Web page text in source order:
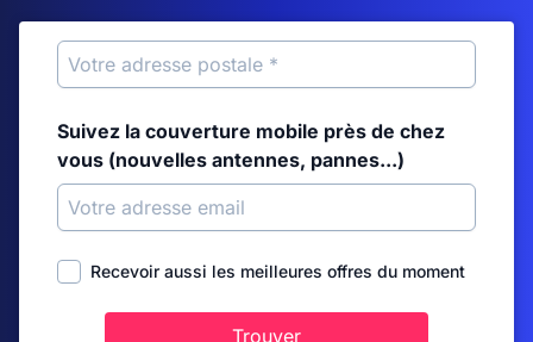
Suivez la couverture mobile près de chez
vous (nouvelles antennes, pannes...)
Recevoir aussi les meilleures offres du moment
Trouver